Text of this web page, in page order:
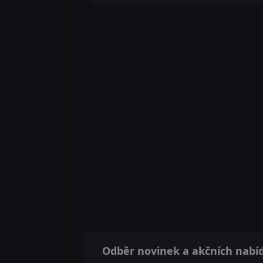
Odběr novinek a akčních